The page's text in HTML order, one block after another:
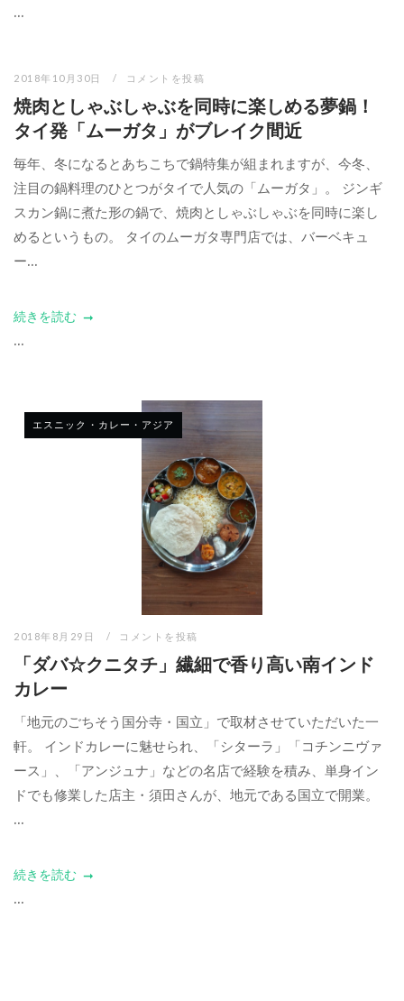
...
2018年10月30日 コメントを投稿
焼肉としゃぶしゃぶを同時に楽しめる夢鍋！
タイ発「ムーガタ」がブレイク間近
毎年、冬になるとあちこちで鍋特集が組まれますが、今冬、
注目の鍋料理のひとつがタイで人気の「ムーガタ」。 ジンギ
スカン鍋に煮た形の鍋で、焼肉としゃぶしゃぶを同時に楽し
めるというもの。 タイのムーガタ専門店では、バーベキュ
ー...
続きを読む
...
エスニック・カレー・アジア
2018年8月29日 コメントを投稿
「ダバ☆クニタチ」繊細で香り高い南インド
カレー
「地元のごちそう国分寺・国立」で取材させていただいた一
軒。 インドカレーに魅せられ、「シターラ」「コチンニヴァ
ース」、「アンジュナ」などの名店で経験を積み、単身イン
ドでも修業した店主・須田さんが、地元である国立で開業。
...
続きを読む
...